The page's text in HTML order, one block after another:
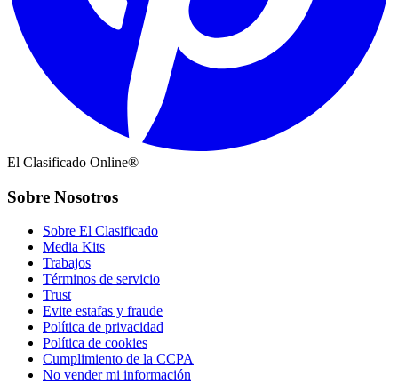
El Clasificado Online®
Sobre Nosotros
Sobre El Clasificado
Media Kits
Trabajos
Términos de servicio
Trust
Evite estafas y fraude
Política de privacidad
Política de cookies
Cumplimiento de la CCPA
No vender mi información